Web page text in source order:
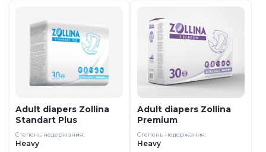
Adult diapers Zollina
Standart Plus
Степень недержания:
Heavy
Adult diapers Zollina
Premium
Степень недержания:
Heavy